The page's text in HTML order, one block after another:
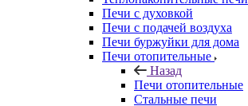
Печи с духовкой
Печи с подачей воздуха
Печи буржуйки для дома
Печи отопительные
Назад
Печи отопительные
Стальные печи